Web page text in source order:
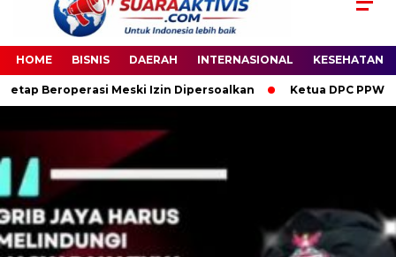
00:00
HOME BISNIS DAERAH INTERNASIONAL KESEHATAN
Meski Izin Dipersoalkan Ketua DPC PPWI OKI Bersama